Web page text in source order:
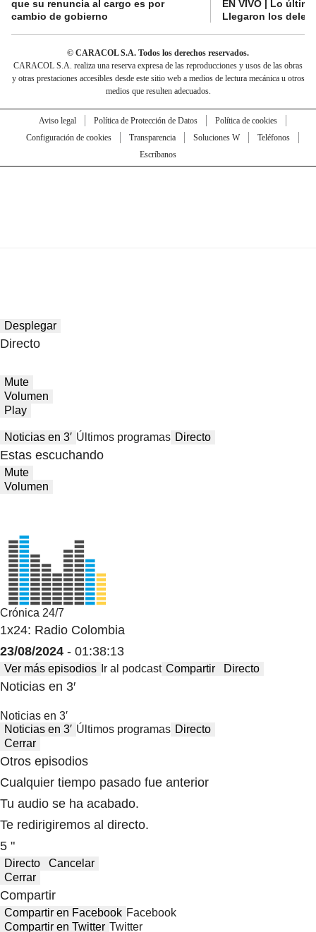
que su renuncia al cargo es por
cambio de gobierno
EN VIVO | Lo
Llegaron los
© CARACOL S.A. Todos los derechos reservados.
CARACOL S.A. realiza una reserva expresa de las reproducciones y usos de las obras
y otras prestaciones accesibles desde este sitio web a medios de lectura mecánica u otros
medios que resulten adecuados.
Aviso legal Política de Protección de Datos
Política de cookies
Configuración de cookies
Transparencia Soluciones W
Teléfonos
Escríbanos
Desplegar
Directo
Mute
Volumen
Play
Noticias en 3′ Últimos programas Directo
Estas escuchando
Mute
Volumen
Crónica 24/7
1x24: Radio Colombia
23/08/2024 - 01:38:13
Ver más episodios Ir al podcast Compartir Directo
Noticias en 3′
Noticias en 3′
Noticias en 3′ Últimos programas Directo
Cerrar
Otros episodios
Cualquier tiempo pasado fue anterior
Tu audio se ha acabado.
Te redirigiremos al directo.
5 "
Directo
Cancelar
Cerrar
Compartir
Compartir en Facebook Facebook
Compartir en Twitter Twitter